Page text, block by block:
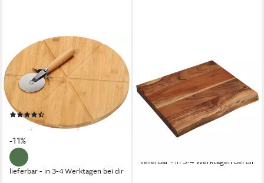
KESPER®
Pizzaschneidebrett Pizza-
Teller, Bambus, Edelstahl,
(Set, 1-St), mit 1
Pizzaschneider
ab 13,34 € UVP14,99 €
-11%
lieferbar - in 3-4 Werktagen bei dir
Schneidebrett Tranchierbrett,
Akazie, FSC® zertifiziert,
Akazienholz, (1-St),
messerschonend
32,50 € UVP59,99 €
lieferbar - in 3-4 Werktagen bei dir